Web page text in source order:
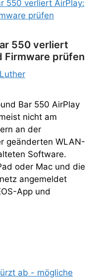
550 verliert
Firmware prüfen
Bar 550 AirPlay
nicht am
an der
geänderten WLAN-
Software.
oder Mac und die
angemeldet
App und